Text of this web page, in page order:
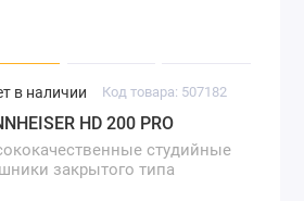
в наличии Код товара: 507182
HD 200 PRO
студийные
закрытого типа